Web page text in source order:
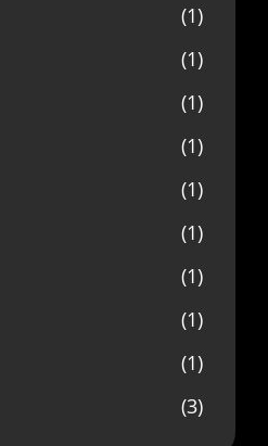
(1)
(1)
(1)
(1)
(1)
(1)
(1)
(1)
(1)
(3)